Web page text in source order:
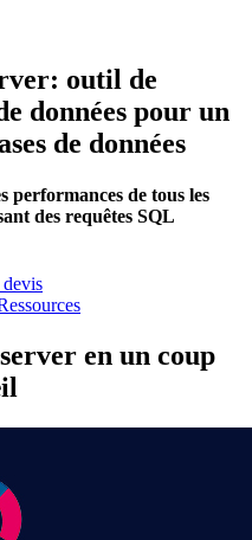
outil de
données pour un
de données
performances de tous les
des requêtes SQL
en un coup